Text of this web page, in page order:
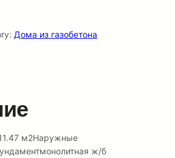
Дома из газобетона
м2Наружные
ж/б